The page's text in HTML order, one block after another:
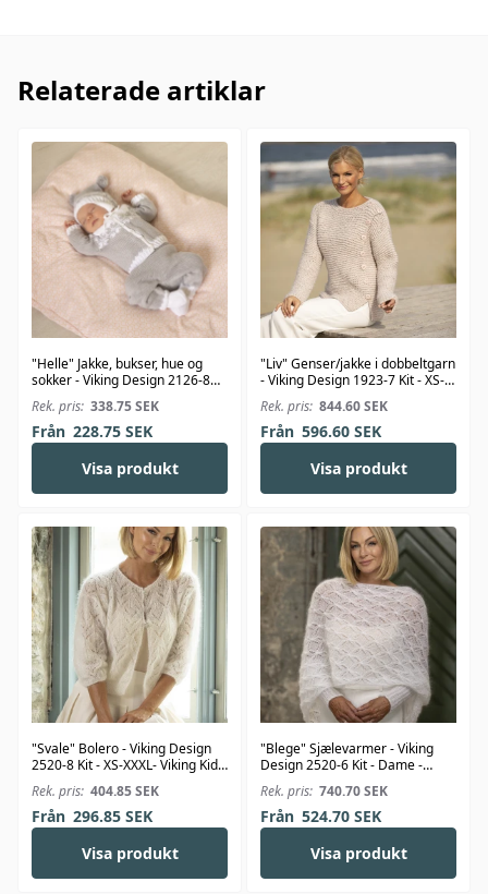
Relaterade artiklar
"Helle" Jakke, bukser, hue og
sokker - Viking Design 2126-8
Kit - 1-24 Mdr. - Viking Bambino
Rek. pris: 338.75SEK
Från 228.75SEK
Visa produkt
"Liv" Genser/jakke i dobbeltgarn
- Viking Design 1923-7 Kit - XS-
XXL - Viking Alpaca Bris
Rek. pris: 844.60SEK
Från 596.60SEK
Visa produkt
"Svale" Bolero - Viking Design
2520-8 Kit - XS-XXXL- Viking Kid-
Silk
Rek. pris: 404.85SEK
Från 296.85SEK
Visa produkt
"Blege" Sjælevarmer - Viking
Design 2520-6 Kit - Dame -
Viking Kid-Silk
Rek. pris: 740.70SEK
Från 524.70SEK
Visa produkt